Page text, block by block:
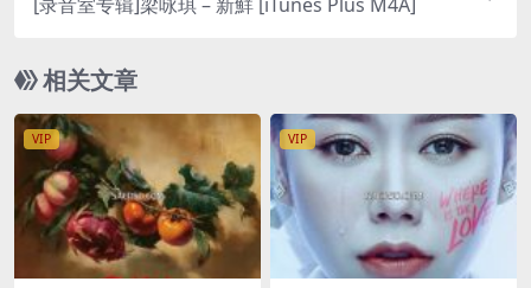
[录音室专辑]梁咏琪 – 新鮮 [iTunes Plus M4A]
相关文章
VIP VIP